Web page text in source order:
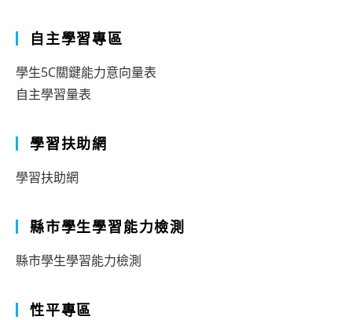
自主學習專區
學生5C關鍵能力意向量表
自主學習量表
學習扶助網
學習扶助網
縣市學生學習能力檢測
縣市學生學習能力檢測
性平專區